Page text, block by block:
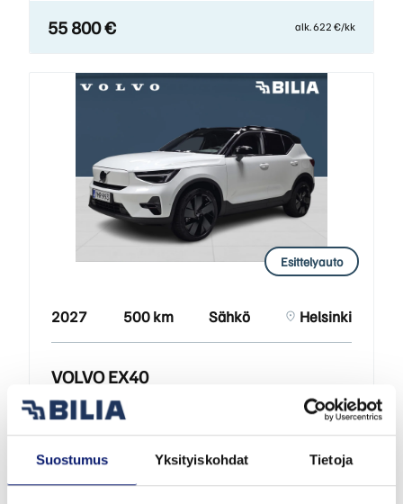
Suostumus Yksityiskohdat Tietoja
55 800 € alk. 622 €/kk
Esittelyauto
2027 500 km Sähkö Helsinki
VOLVO EX40
TWIN PERFORMANCE ULTRA BLACK EDITION
58 800 € alk. 654 €/kk